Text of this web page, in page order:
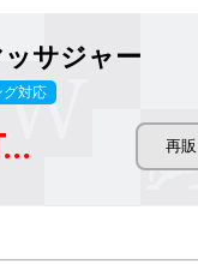
サジャー
グ対応